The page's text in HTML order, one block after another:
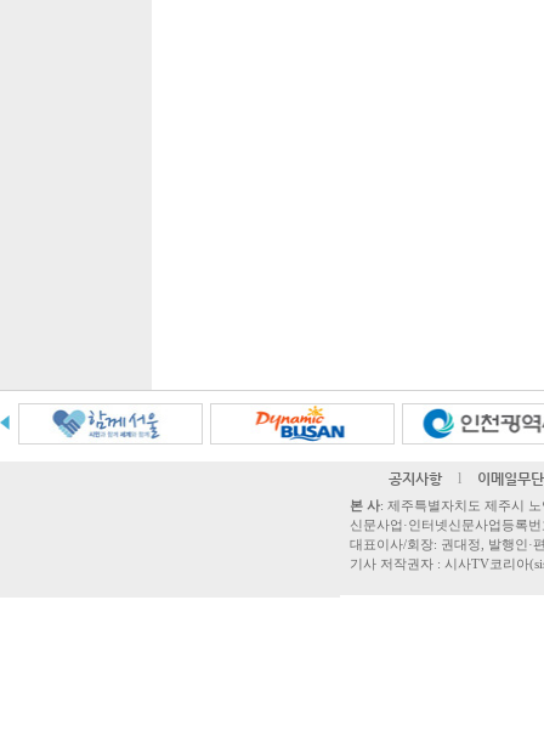
공지사항 l 이메일무
본 사: 제주특별자치도 제주시
신문사업·인터넷신문사업등록
대표이사/회장: 권대정, 발행인·
기사 저작권자 : 시사TV코리아